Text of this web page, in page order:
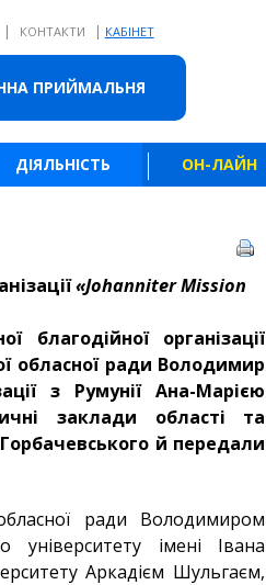
ПРИЙМАЛЬНЯ
сайту
| КОНТАКТИ | КАБІНЕТ
ДІЯЛЬНІСТЬ ОН-ЛАЙН
«Johanniter Mission
організації
обласної ради Володимир
з Румунії Ана-Марією
заклади області та
й передали
ради Володимиром
імені Івана
Аркадієм Шульгаєм,